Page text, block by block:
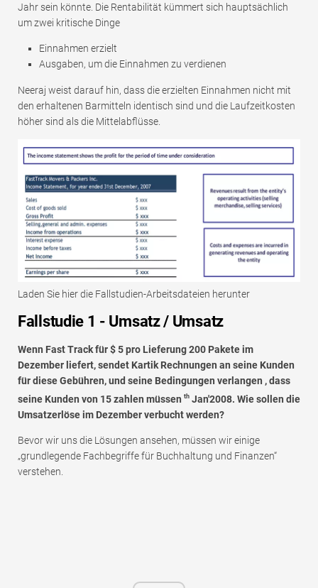
Jahr sein könnte. Die Rentabilität kümmert sich hauptsächlich
um zwei kritische Dinge
Einnahmen erzielt
Ausgaben, um die Einnahmen zu verdienen
Neeraj weist darauf hin, dass die erzielten Einnahmen nicht mit
den erhaltenen Barmitteln identisch sind und die Laufzeitkosten
höher sind als die Mittelabflüsse.
Laden Sie hier die Fallstudien-Arbeitsdateien herunter
Fallstudie 1 - Umsatz / Umsatz
Wenn Fast Track für $ 5 pro Lieferung 200 Pakete im
Dezember liefert, sendet Kartik Rechnungen an seine Kunden
für diese Gebühren, und seine Bedingungen verlangen , dass
seine Kunden von 15 zahlen müssen th Jan'2008. Wie sollen die
Umsatzerlöse im Dezember verbucht werden?
Bevor wir uns die Lösungen ansehen, müssen wir einige
„grundlegende Fachbegriffe für Buchhaltung und Finanzen“
verstehen.